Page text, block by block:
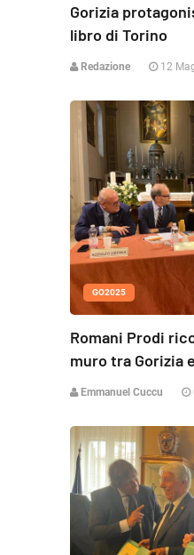
Gorizia
libro di Torino
Redazione 12
GO2025
Romani Prodi
muro tra Gorizia
Emmanuel Cuccu